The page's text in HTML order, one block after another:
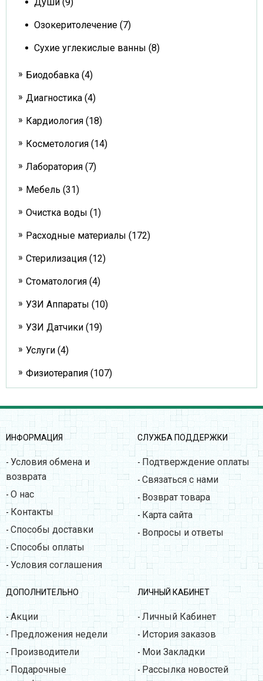
Озокеритолечение (7)
Сухие углекислые ванны (8)
Биодобавка (4)
Диагностика (4)
Кардиология (18)
Косметология (14)
Лаборатория (7)
Мебель (31)
Очистка воды (1)
Расходные материалы (172)
Стерилизация (12)
Стоматология (4)
УЗИ Аппараты (10)
УЗИ Датчики (19)
Услуги (4)
Физиотерапия (107)
ИНФОРМАЦИЯ
- Условия обмена и
возврата
- О нас
-Контакты
- Способы доставки
-Способы оплаты
- Условия соглашения
СЛУЖБА ПОДДЕРЖКИ
-Подтверждение оплаты
- Связаться с нами
-Возврат товара
-Карта сайта
-Вопросы и ответы
ДОПОЛНИТЕЛЬНО
-Акции
- Предложения недели
- Производители
- Подарочные
ЛИЧНЫЙ КАБИНЕТ
- Личный Кабинет
- История заказов
-Мои Закладки
-Рассылка новостей